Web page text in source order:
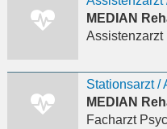
MEDIAN
MEDIAN